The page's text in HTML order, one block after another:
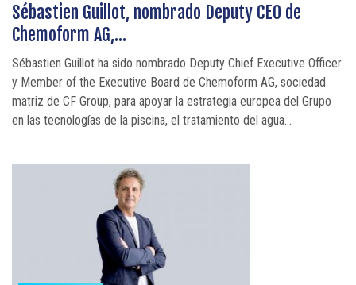
Sébastien Guillot, nombrado Deputy CEO de
Chemoform AG,...
Sébastien Guillot ha sido nombrado Deputy Chief Executive Officer
y Member of the Executive Board de Chemoform AG, sociedad
matriz de CF Group, para apoyar la estrategia europea del Grupo
en las tecnologías de la piscina, el tratamiento del agua...